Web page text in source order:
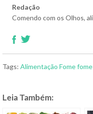
Redação
Comendo com os Olhos,
Tags: Alimentação Fome
Leia Também: